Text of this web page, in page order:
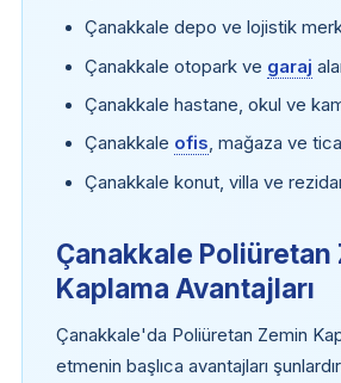
Çanakkale depo ve lojistik
Çanakkale otopark ve garaj
Çanakkale hastane, okul ve
Çanakkale ofis, mağaza ve
Çanakkale konut, villa ve
Çanakkale Poliüretan
Kaplama Avantajları
Çanakkale'da Poliüretan Zemin
etmenin başlıca avantajları